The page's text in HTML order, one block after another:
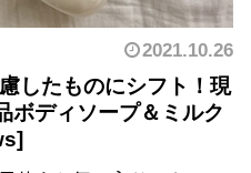
2021.10.26
したものにシフト！現
ボディソープ＆ミルク